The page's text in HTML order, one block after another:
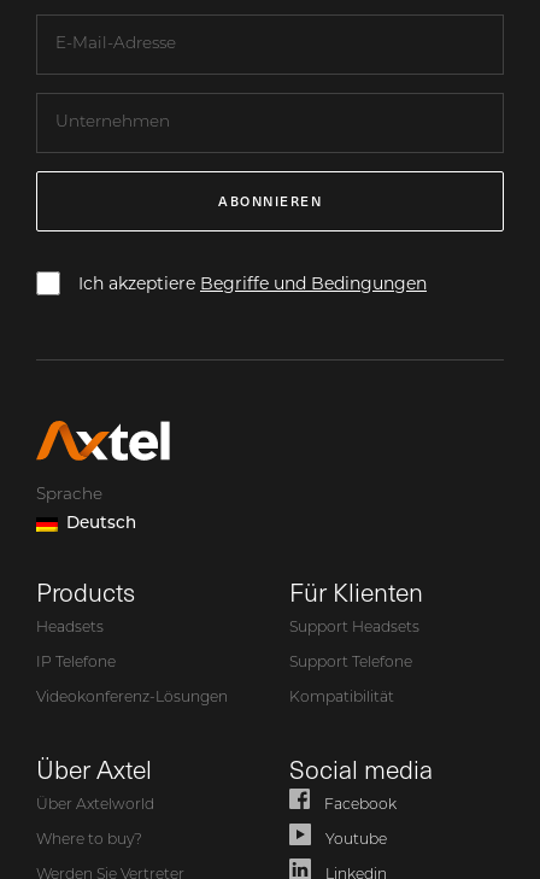
ABONNIEREN
Ich akzeptiere Begriffe und Bedingungen
Sprache
Deutsch
Products
Headsets
IP Telefone
Videokonferenz-Lösungen
Für Klienten
Support Headsets
Support Telefone
Kompatibilität
Über Axtel
Über Axtelworld
Where to buy?
Werden Sie Vertreter
Social media
Facebook
Youtube
Linkedin